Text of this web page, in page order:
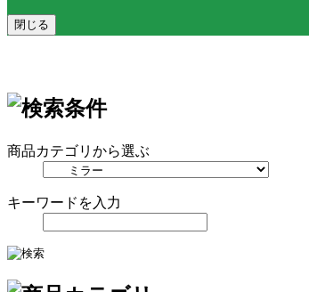
閉じる
商品カテゴリから選ぶ
キーワードを入力